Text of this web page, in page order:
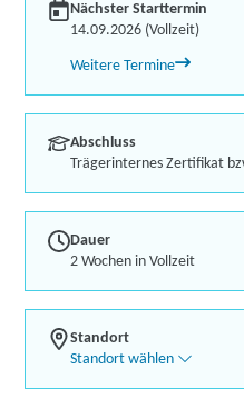
Nächster Starttermin
14.09.2026 (Vollzeit)
Weitere Termine
Abschluss
Trägerinternes Zertifikat
Dauer
2 Wochen in Vollzeit
Standort
Standort wählen